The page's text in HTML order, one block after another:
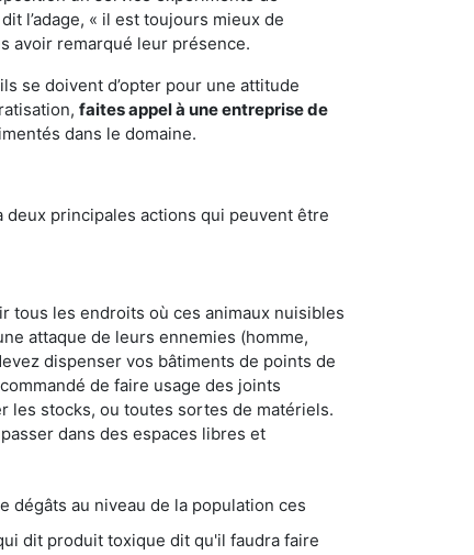
l’adage, « il est toujours mieux de
avoir remarqué leur présence.
se doivent d’opter pour une attitude
faites appel à une entreprise de
dans le domaine.
principales actions qui peuvent être
tous les endroits où ces animaux nuisibles
attaque de leurs ennemies (homme,
dispenser vos bâtiments de points de
de faire usage des joints
les stocks, ou toutes sortes de matériels.
dans des espaces libres et
niveau de la population ces
dit qu'il faudra faire